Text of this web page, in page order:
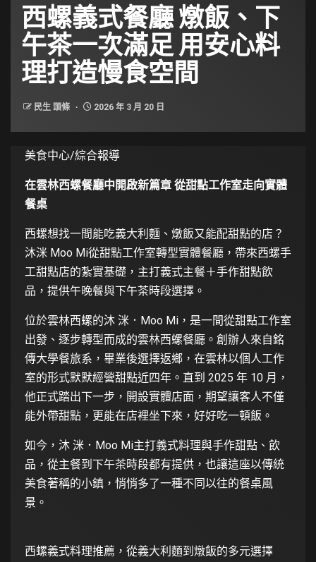
西螺義式餐廳 燉飯、下
午茶一次滿足 用安心料
理打造慢食空間
民生 頭條 2026 年 3 月 20 日
美食中心/綜合報導
在雲林西螺餐廳中開啟新篇章 從甜點工作室走向實體
餐桌
西螺想找一間能吃義大利麵、燉飯又能配甜點的店？
沐洣 Moo Mi從甜點工作室轉型實體餐廳，帶來西螺手
工甜點店的紮實基礎，主打義式主餐＋手作甜點飲
品，提供午晚餐與下午茶時段選擇。
位於雲林西螺的沐 洣．Moo Mi，是一間從甜點工作室
出發、逐步轉型而成的雲林西螺餐廳。創辦人來自銘
傳大學餐旅系，畢業後選擇返鄉，在雲林以個人工作
室的形式默默經營甜點近四年。直到 2025 年 10 月，
他正式踏出下一步，開設實體店面，期望讓客人不僅
能外帶甜點，更能在店裡坐下來，好好吃一頓飯。
如今，沐 洣．Moo Mi主打義式料理與手作甜點、飲
品，從主餐到下午茶時段都有提供，也讓這座以傳統
美食著稱的小鎮，悄悄多了一種不同以往的餐桌風
景。
西螺義式料理推薦，從義大利麵到燉飯的多元選擇